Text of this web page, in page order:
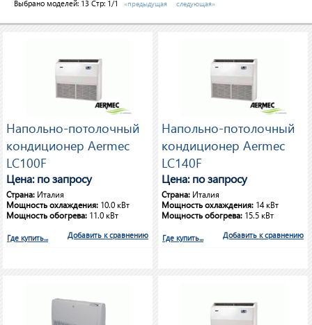
Выбрано моделей: 13 Стр: 1/1 «предыдущая следующая»
Напольно-потолочный
кондиционер Aermec
LC100F
Цена: по запросу
Страна: Италия
Мощность охлаждения: 10.0 кВт
Мощность обогрева: 11.0 кВт
Добавить к сравнению
Где купить...
Напольно-потолочный
кондиционер Aermec
LC140F
Цена: по запросу
Страна: Италия
Мощность охлаждения: 14 кВт
Мощность обогрева: 15.5 кВт
Добавить к сравнению
Где купить...